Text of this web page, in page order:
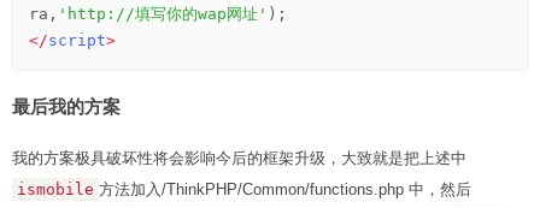
ra, 'http://填写你的wap网址'
</script>
最后我的方案
我的方案极具破坏性将会影响今后的框架升级，大致就是把上述中
ismobile 方法加入/ThinkPHP/Common/functions.php 中，然后